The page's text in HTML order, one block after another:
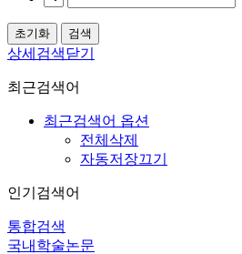
상세검색닫기
최근검색어
최근검색어 옵션
전체삭제
자동저장끄기
인기검색어
통합검색
국내학술논문